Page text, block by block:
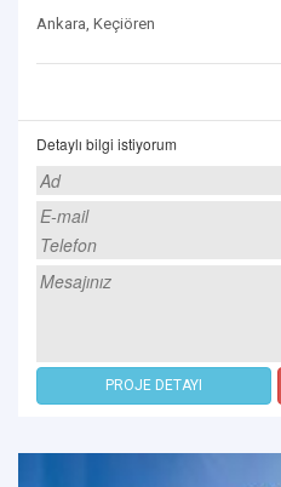
Ankara, Keçiören
Detaylı bilgi istiyorum
PROJE DETAYI